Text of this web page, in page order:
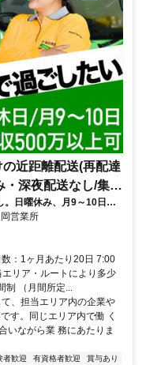
近距離配送(再配達
・深夜配送なし/集配
。日曜休み、月9～10日休
営業所
：1ヶ月あたり20日 7:00
リア・ルートにより多少
制 （月間所定...
、担当エリア内の企業や
す。同じエリア内で働 く
いながら業 務にあたりま
者歓迎 有資格者歓迎 賞与あり